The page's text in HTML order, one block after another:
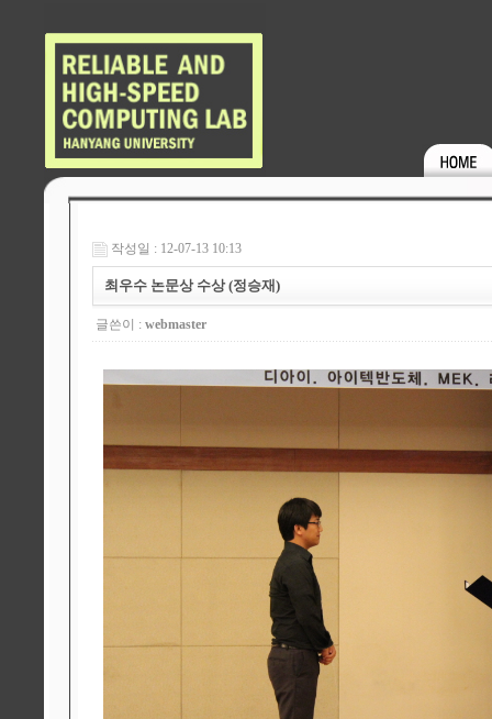
작성일 : 12-07-13 10:13
최우수 논문상 수상 (정승재)
글쓴이 : webmaster